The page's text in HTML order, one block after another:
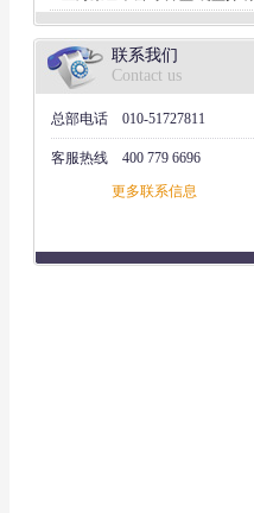
联系我们
Contact us
总部电话 010-51727811
客服热线
400 779 6696
更多联系信息